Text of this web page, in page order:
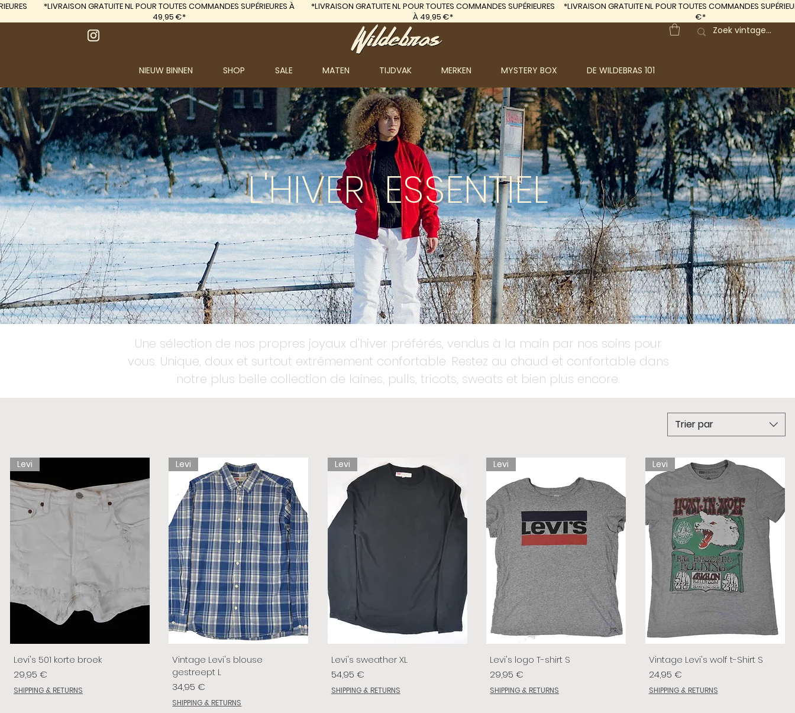
NIEUW BINNEN SHOP SALE MATEN TIJDVAK MERKEN MYSTERY BOX DE WILDEBRAS 101
*LIVRAISON GRATUITENL POUR TOUTES COMMANDES SUPÉRIEURES À
49,95 €*
*LIVRAISON GRATUITENL POUR TOUTES COMMANDES SUPÉRIEURES
À 49,95 €*
*LIVRAISON GRATUITENL POUR TOUTES COMMANDES
€*
L'HIVER ESSENTIEL
Une sélection de nos propres joyaux d'hiver préférés, vendus à la main par nos soins pour
vous. Unique, doux et surtout extrêmement confortable. Restez au chaud et confortable dans
notre plus belle collection de laines, pulls, tricots, sweats et bien plus encore.
Trier par
Levi
Levi's 501 korte broek
Prix
29,95 €
SHIPPING & RETURNS
Levi
Vintage Levi's blouse
gestreept L
Prix
34,95 €
SHIPPING & RETURNS
Levi
Levi's sweather XL
Prix
54,95 €
SHIPPING & RETURNS
Levi
Levi's logo T-shirt S
Prix
29,95 €
SHIPPING & RETURNS
Levi
Vintage Levi's wolf t-Shirt S
Prix
24,95 €
SHIPPING & RETURNS